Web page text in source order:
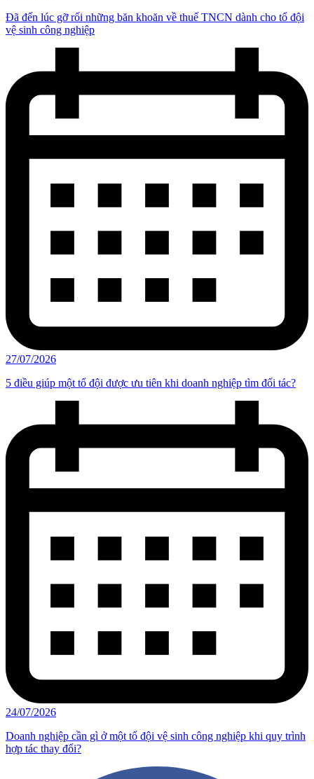
Đã đến lúc gỡ rối những băn khoăn về thuế TNCN dành cho tổ đội
vệ sinh công nghiệp
27/07/2026
5 điều giúp một tổ đội được ưu tiên khi doanh nghiệp tìm đối tác?
24/07/2026
Doanh nghiệp cần gì ở một tổ đội vệ sinh công nghiệp khi quy trình
hợp tác thay đổi?